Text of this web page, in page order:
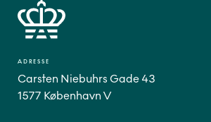
ADRESSE
Carsten Niebuhrs Gade 43
1577 København V